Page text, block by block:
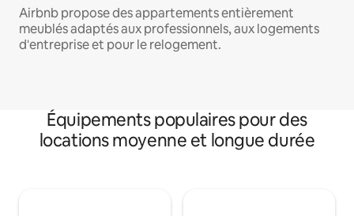
Airbnb propose des appartements entièrement
meublés adaptés aux professionnels, aux logements
d'entreprise et pour le relogement.
Équipements populaires pour des
locations moyenne et longue durée